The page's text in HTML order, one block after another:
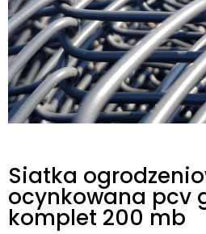
Siatka
ocynkowana pcv
komplet 200 mb